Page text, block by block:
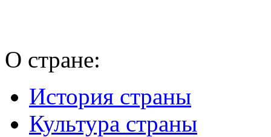
О стране:
История страны
Культура страны